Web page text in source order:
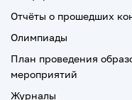
Отчёты о прошедших
Олимпиады
План проведения
мероприятий
Журналы